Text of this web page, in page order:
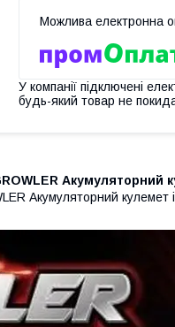
У компанії підключені
будь-який товар не
Акумуляторний
Акумуляторний